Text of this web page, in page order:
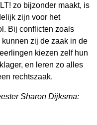
zo bijzonder maakt, is
zijn voor het
Bij conflicten zoals
zij de zaak in de
kiezen zelf hun
en leren zo alles
rechtszaak.
Sharon Dijksma: